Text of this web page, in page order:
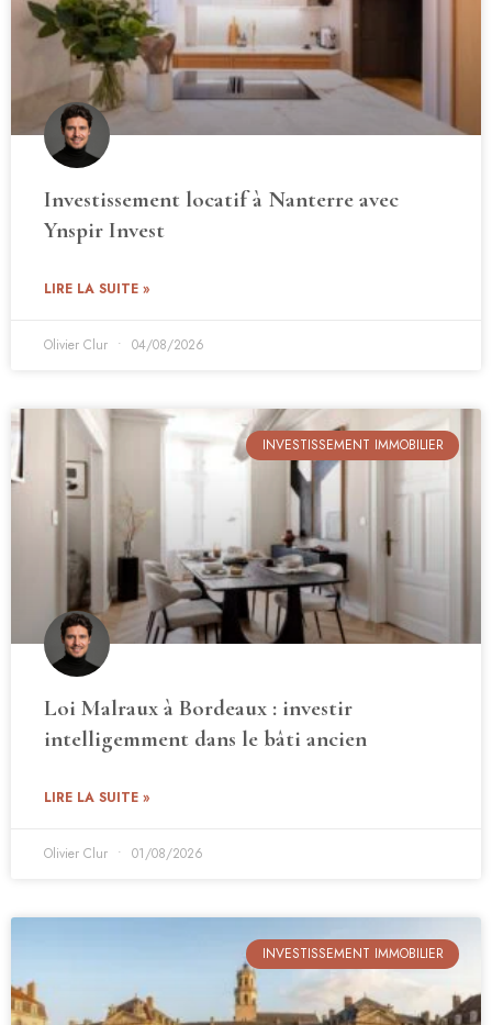
Investissement locatif à Nanterre avec
Ynspir Invest
LIRE LA SUITE »
Olivier Clur 04/08/2026
INVESTISSEMENT IMMOBILIER
Loi Malraux à Bordeaux : investir
intelligemment dans le bâti ancien
LIRE LA SUITE »
Olivier Clur 01/08/2026
INVESTISSEMENT IMMOBILIER